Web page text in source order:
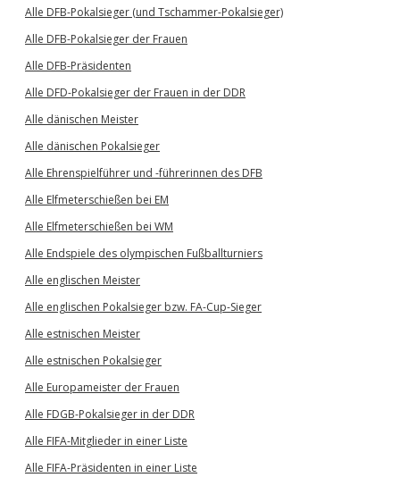
Alle DFB-Pokalsieger (und Tschammer-Pokalsieger)
Alle DFB-Pokalsieger der Frauen
Alle DFB-Präsidenten
Alle DFD-Pokalsieger der Frauen in der DDR
Alle dänischen Meister
Alle dänischen Pokalsieger
Alle Ehrenspielführer und -führerinnen des DFB
Alle Elfmeterschießen bei EM
Alle Elfmeterschießen bei WM
Alle Endspiele des olympischen Fußballturniers
Alle englischen Meister
Alle englischen Pokalsieger bzw. FA-Cup-Sieger
Alle estnischen Meister
Alle estnischen Pokalsieger
Alle Europameister der Frauen
Alle FDGB-Pokalsieger in der DDR
Alle FIFA-Mitglieder in einer Liste
Alle FIFA-Präsidenten in einer Liste